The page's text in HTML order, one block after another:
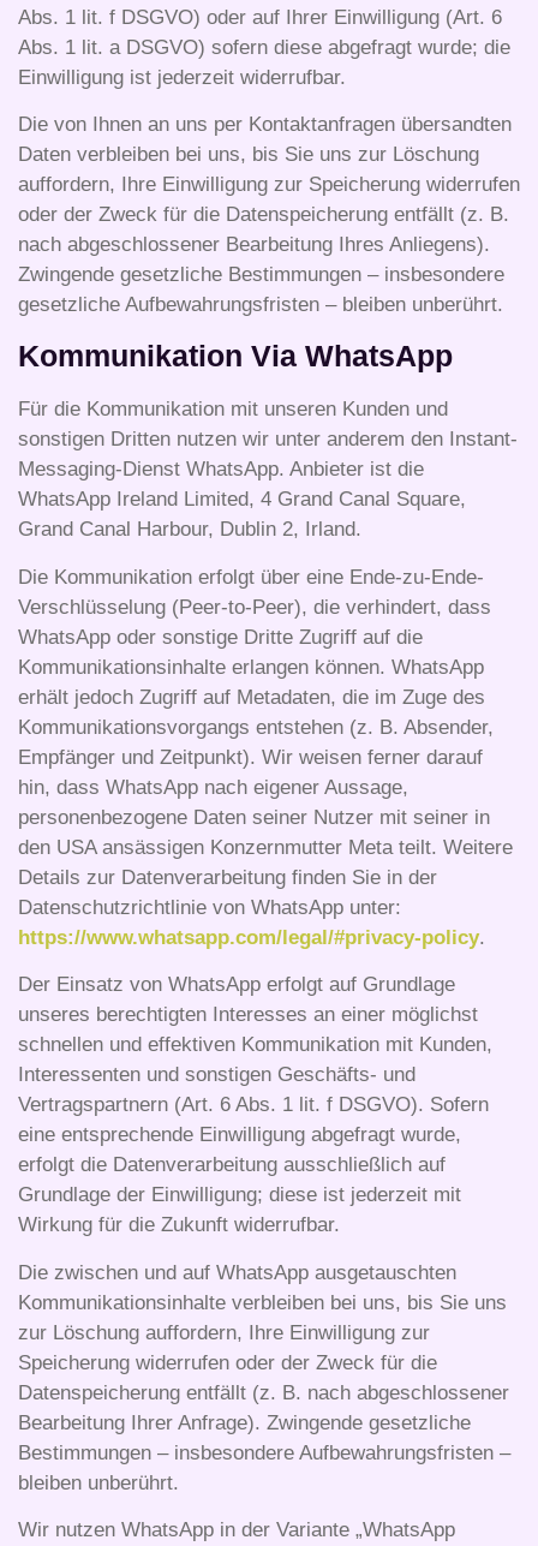
Abs. 1 lit. f DSGVO) oder auf Ihrer Einwilligung (Art. 6
Abs. 1 lit. a DSGVO) sofern diese abgefragt wurde; die
Einwilligung ist jederzeit widerrufbar.
Die von Ihnen an uns per Kontaktanfragen übersandten
Daten verbleiben bei uns, bis Sie uns zur Löschung
auffordern, Ihre Einwilligung zur Speicherung widerrufen
oder der Zweck für die Datenspeicherung entfällt (z. B.
nach abgeschlossener Bearbeitung Ihres Anliegens).
Zwingende gesetzliche Bestimmungen – insbesondere
gesetzliche Aufbewahrungsfristen – bleiben unberührt.
Kommunikation Via WhatsApp
Für die Kommunikation mit unseren Kunden und
sonstigen Dritten nutzen wir unter anderem den Instant-
Messaging-Dienst WhatsApp. Anbieter ist die
WhatsApp Ireland Limited, 4 Grand Canal Square,
Grand Canal Harbour, Dublin 2, Irland.
Die Kommunikation erfolgt über eine Ende-zu-Ende-
Verschlüsselung (Peer-to-Peer), die verhindert, dass
WhatsApp oder sonstige Dritte Zugriff auf die
Kommunikationsinhalte erlangen können. WhatsApp
erhält jedoch Zugriff auf Metadaten, die im Zuge des
Kommunikationsvorgangs entstehen (z. B. Absender,
Empfänger und Zeitpunkt). Wir weisen ferner darauf
hin, dass WhatsApp nach eigener Aussage,
personenbezogene Daten seiner Nutzer mit seiner in
den USA ansässigen Konzernmutter Meta teilt. Weitere
Details zur Datenverarbeitung finden Sie in der
Datenschutzrichtlinie von WhatsApp unter:
https://www.whatsapp.com/legal/#privacy-policy.
Der Einsatz von WhatsApp erfolgt auf Grundlage
unseres berechtigten Interesses an einer möglichst
schnellen und effektiven Kommunikation mit Kunden,
Interessenten und sonstigen Geschäfts- und
Vertragspartnern (Art. 6 Abs. 1 lit. f DSGVO). Sofern
eine entsprechende Einwilligung abgefragt wurde,
erfolgt die Datenverarbeitung ausschließlich auf
Grundlage der Einwilligung; diese ist jederzeit mit
Wirkung für die Zukunft widerrufbar.
Die zwischen und auf WhatsApp ausgetauschten
Kommunikationsinhalte verbleiben bei uns, bis Sie uns
zur Löschung auffordern, Ihre Einwilligung zur
Speicherung widerrufen oder der Zweck für die
Datenspeicherung entfällt (z. B. nach abgeschlossener
Bearbeitung Ihrer Anfrage). Zwingende gesetzliche
Bestimmungen – insbesondere Aufbewahrungsfristen –
bleiben unberührt.
Wir nutzen WhatsApp in der Variante „WhatsApp